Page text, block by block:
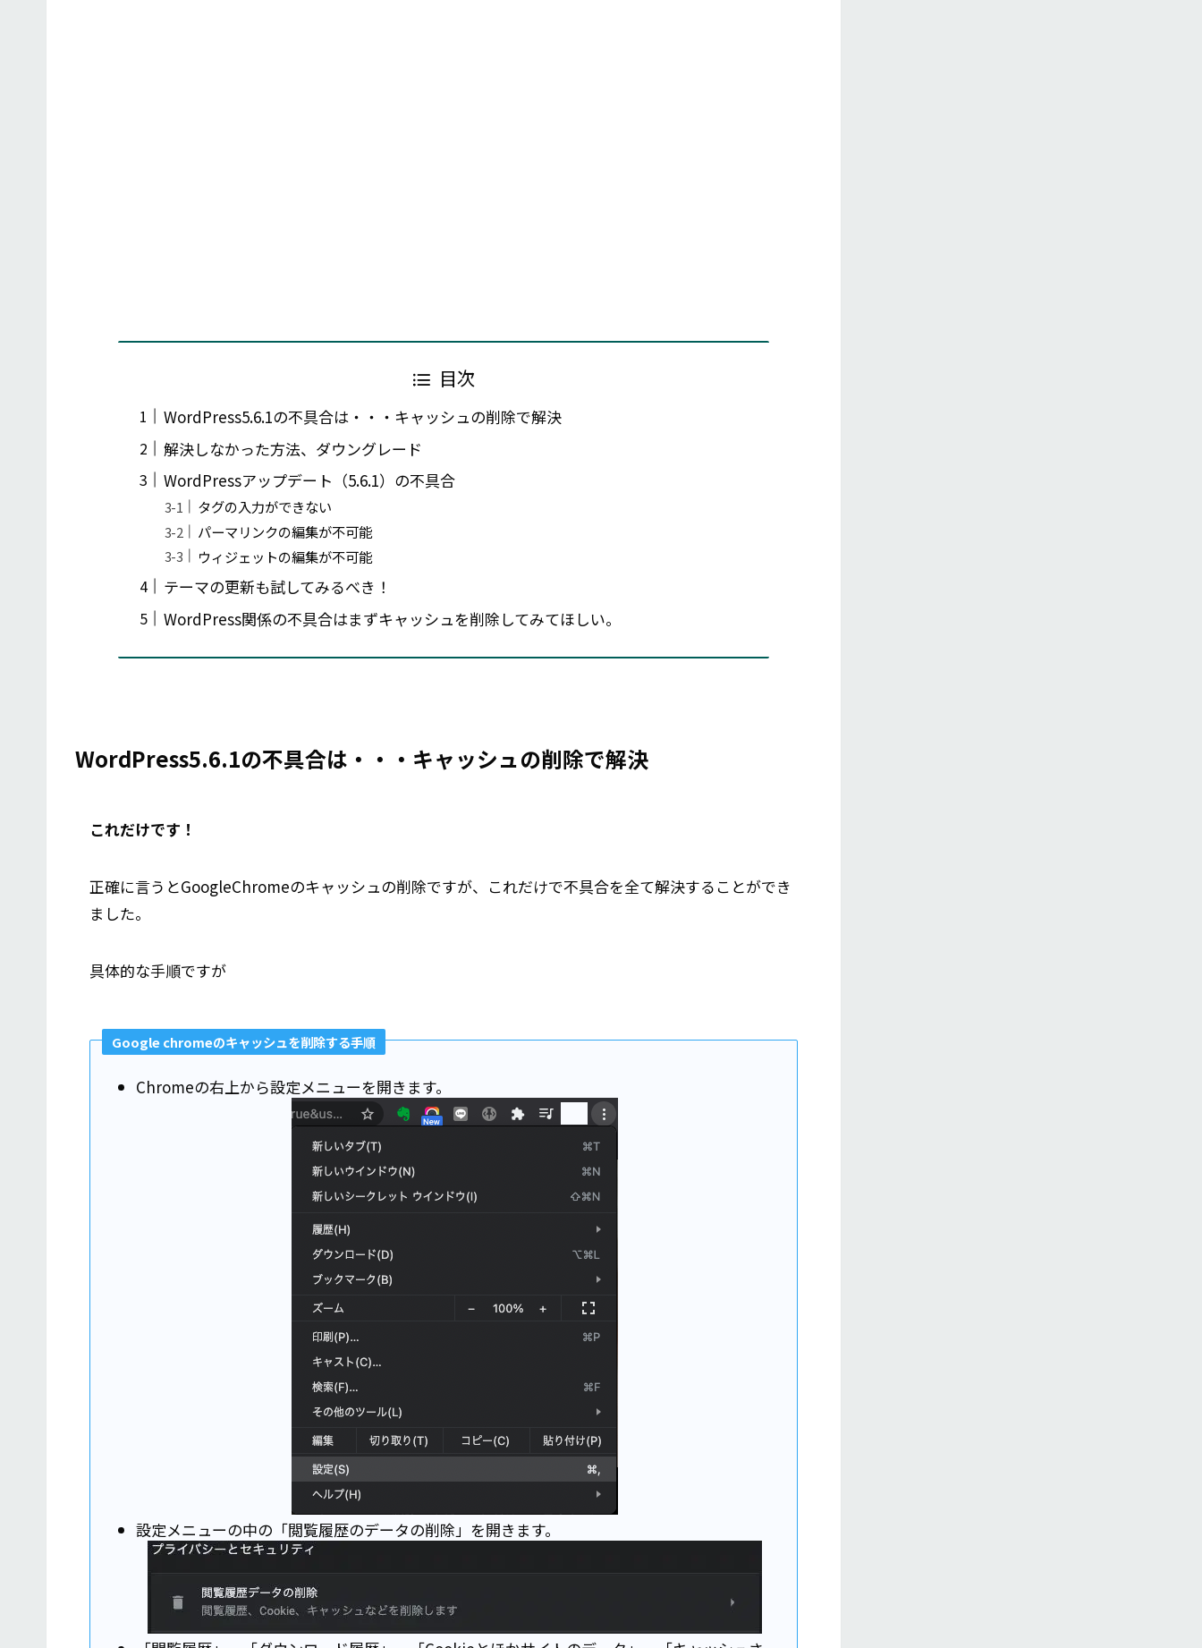
目次
WordPress5.6.1の不具合は・・・キャッシュの削除で解決
解決しなかった方法、ダウングレード
WordPressアップデート（5.6.1）の不具合
タグの入力ができない
パーマリンクの編集が不可能
ウィジェットの編集が不可能
テーマの更新も試してみるべき！
WordPress関係の不具合はまずキャッシュを削除してみてほしい。
WordPress5.6.1の不具合は・・・キャッシュの削除で解決
これだけです！
正確に言うとGoogleChromeのキャッシュの削除ですが、これだけで不具合を全て解決することができ
ました。
具体的な手順ですが
Google chromeのキャッシュを削除する手順
Chromeの右上から設定メニューを開きます。
設定メニューの中の「閲覧履歴のデータの削除」を開きます。